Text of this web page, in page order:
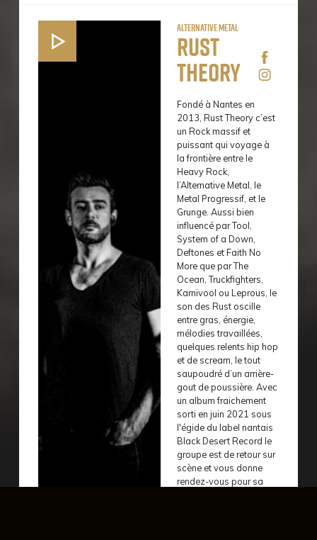
Alternative Metal
Rust
Theory
Fondé à Nantes en
2013, Rust Theory c’est
un Rock massif et
puissant qui voyage à
la frontière entre le
Heavy Rock,
l’Alternative Metal, le
Metal Progressif, et le
Grunge. Aussi bien
influencé par Tool,
System of a Down,
Deftones et Faith No
More que par The
Ocean, Truckfighters,
Karnivool ou Leprous, le
son des Rust oscille
entre gras, énergie,
mélodies travaillées,
quelques relents hip hop
et de scream, le tout
saupoudré d’un arrière-
gout de poussière. Avec
un album fraichement
sorti en juin 2021 sous
l'égide du label nantais
Black Desert Record le
groupe est de retour sur
scène et vous donne
rendez-vous pour sa